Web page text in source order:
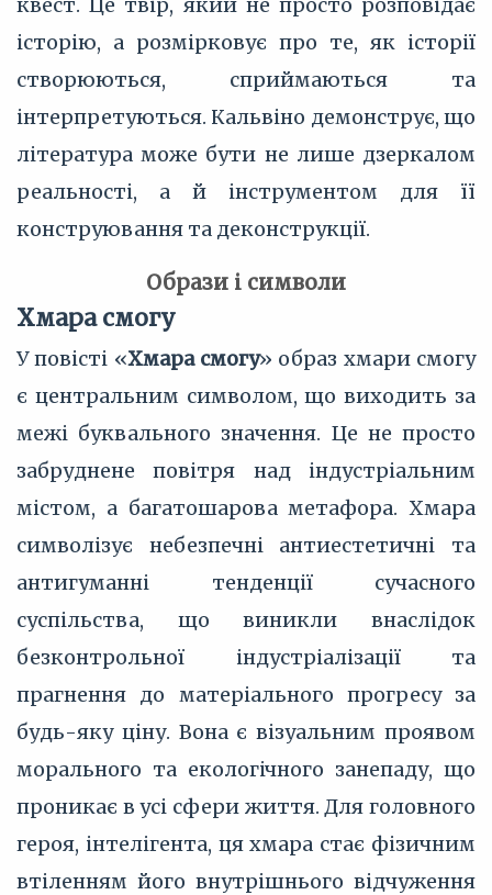
історію, а розмірковує про те, як історії
створюються, сприймаються та
інтерпретуються. Кальвіно демонструє, що
література може бути не лише дзеркалом
реальності, а й інструментом для її
конструювання та деконструкції.
Образи і символи
Хмара смогу
У повісті «Хмара смогу» образ хмари смогу
є центральним символом, що виходить за
межі буквального значення. Це не просто
забруднене повітря над індустріальним
містом, а багатошарова метафора. Хмара
символізує небезпечні антиестетичні та
антигуманні тенденції сучасного
суспільства, що виникли внаслідок
безконтрольної індустріалізації та
прагнення до матеріального прогресу за
будь-яку ціну. Вона є візуальним проявом
морального та екологічного занепаду, що
проникає в усі сфери життя. Для головного
героя, інтелігента, ця хмара стає фізичним
втіленням його внутрішнього відчуження